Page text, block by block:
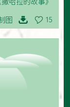
撒哈拉的故事》
图 15